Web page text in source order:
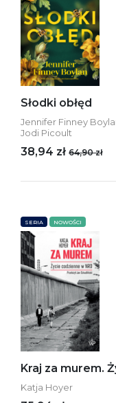
Słodki obłęd
Jennifer Finney
Jodi Picoult
38,94 zł 64,90 zł
SERIA NOWOŚCI
Kraj za murem.
Katja Hoyer